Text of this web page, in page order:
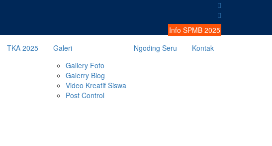
Info SPMB 2025
TKA 2025
Galeri
Gallery Foto
Galerry Blog
Video Kreatif Siswa
Post Control
Ngoding Seru Kontak